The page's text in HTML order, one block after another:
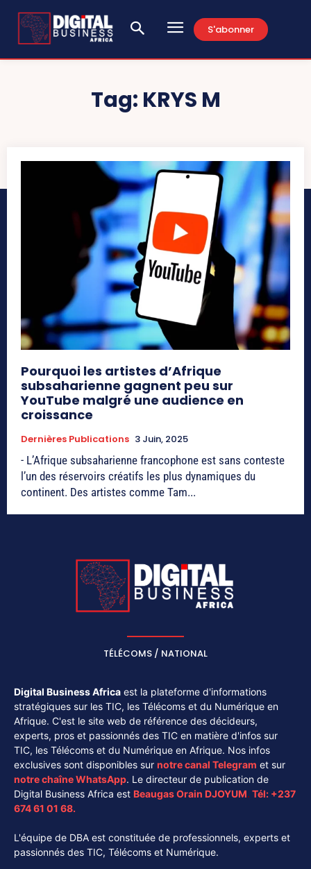
S'abonner
Tag: KRYS M
Pourquoi les artistes d’Afrique
subsaharienne gagnent peu sur
YouTube malgré une audience en
croissance
Dernières Publications 3 Juin, 2025
- L’Afrique subsaharienne francophone est sans conteste
l’un des réservoirs créatifs les plus dynamiques du
continent. Des artistes comme Tam...
TÉLÉCOMS / NATIONAL
Digital Business Africa est la plateforme d'informations
stratégiques sur les TIC, les Télécoms et du Numérique en
Afrique. C'est le site web de référence des décideurs,
experts, pros et passionnés des TIC en matière d'infos sur
TIC, les Télécoms et du Numérique en Afrique. Nos infos
exclusives sont disponibles sur notre canal Telegram et sur
notre chaîneWhatsApp. Le directeur de publication de
Digital Business Africa est Beaugas Orain DJOYUM. Tél: +237
674 61 01 68.
L'équipe de DBA est constituée de professionnels, experts et
passionnés des TIC, Télécoms et Numérique.